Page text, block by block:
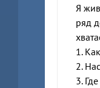
Я
ряд
1.
2.
3.